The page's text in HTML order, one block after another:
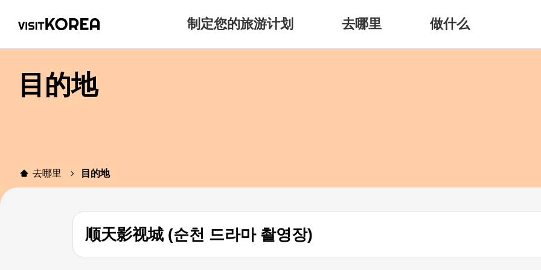
制定您的旅游计划 去哪里 做什么
目的地
去哪里 目的地
顺天影视城 (순천 드라마 촬영장)